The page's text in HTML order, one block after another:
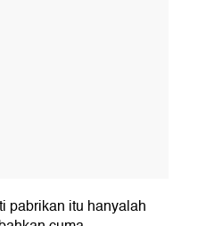
pabrikan itu hanyalah